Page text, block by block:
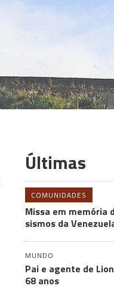
Últimas
COMUNIDADES
Missa em memória
sismos da
MUNDO
Pai e agente de
68 anos